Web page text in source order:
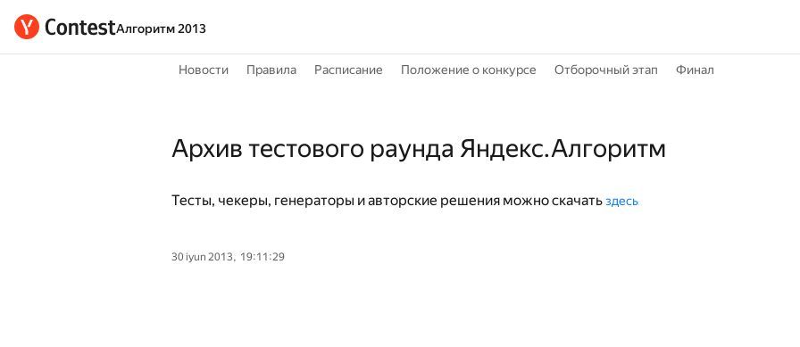
Алгоритм 2013
Новости Правила Расписание Положение о конкурсе Отборочный этап Финал
Архив тестового раунда Яндекс.Алгоритм
Тесты, чекеры, генераторы и авторские решения можно скачатьздесь
30 iyun 2013, 19:11:29